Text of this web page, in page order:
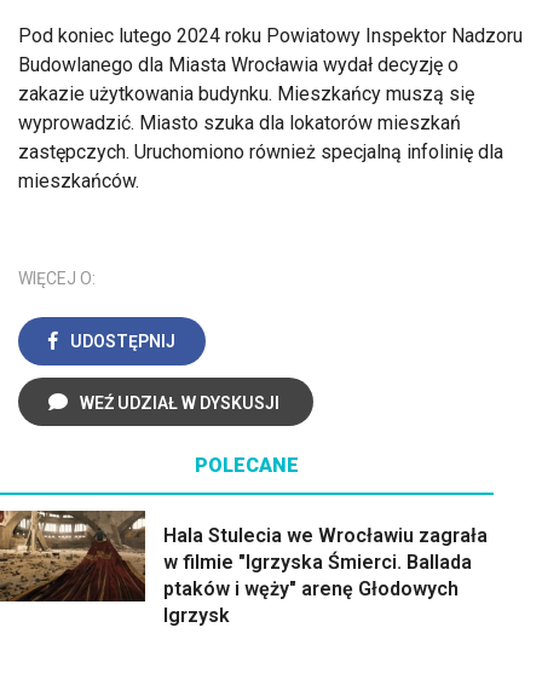
Pod koniec lutego 2024 roku Powiatowy Inspektor Nadzoru
Budowlanego dla Miasta Wrocławia wydał decyzję o
zakazie użytkowania budynku. Mieszkańcy muszą się
wyprowadzić. Miasto szuka dla lokatorów mieszkań
zastępczych. Uruchomiono również specjalną infolinię dla
mieszkańców.
WIĘCEJ O:
UDOSTĘPNIJ
WEŹ UDZIAŁ W DYSKUSJI
POLECANE
Hala Stulecia we Wrocławiu zagrała
w filmie "Igrzyska Śmierci. Ballada
ptaków i węży" arenę Głodowych
Igrzysk